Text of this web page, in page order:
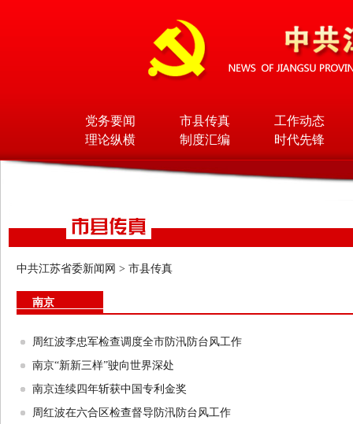
党务要闻 市县传真
工作动态
理论纵横
制度汇编 时代先锋
中共江苏省委新闻网 > 市县传真
南京
周红波李忠军检查调度全市防汛防台风工作
南京“新新三样”驶向世界深处
南京连续四年斩获中国专利金奖
周红波在六合区检查督导防汛防台风工作